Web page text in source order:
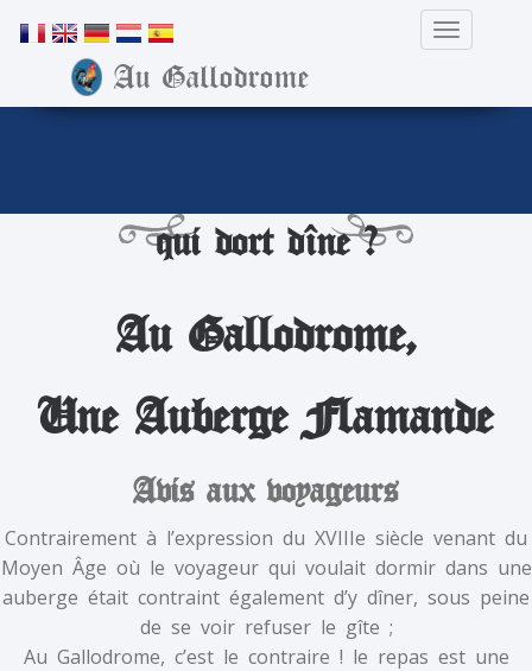
Toggle
Au Gallodrome
qui dort dîne ?
Au Gallodrome,
Une Auberge Flamande
Avis aux voyageurs
Contrairement à l’expression du XVIIIe siècle venant du
Moyen Âge où le voyageur qui voulait dormir dans une
auberge était contraint également d’y dîner, sous peine
de se voir refuser le gîte ;
Au Gallodrome, c’est le contraire ! le repas est une